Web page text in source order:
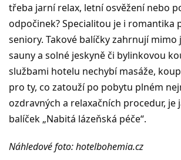
třeba jarní relax, letní osvěžení nebo
odpočinek? Specialitou je i romantika
seniory. Takové balíčky zahrnují mimo
sauny a solné jeskyně či bylinkovou
službami hotelu nechybí masáže,
pro ty, co zatouží po pobytu plném
ozdravných a relaxačních procedur, je
balíček „Nabitá lázeňská péče“.
Náhledové foto: hotelbohemia.cz